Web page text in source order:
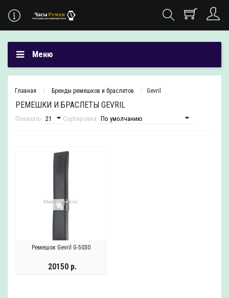
Меню
Главная Бренды ремешков и браслетов Gevril
РЕМЕШКИ И БРАСЛЕТЫ GEVRIL
Показать: Сортировка:
Ремешок Gevril G-5030
20150 р.